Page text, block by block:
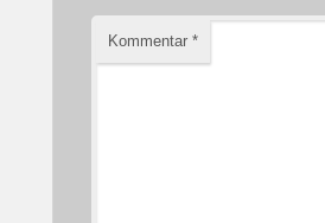
Kommentar *